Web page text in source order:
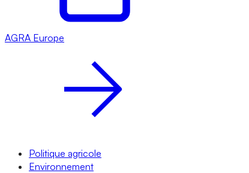
AGRA Europe
Politique agricole
Environnement